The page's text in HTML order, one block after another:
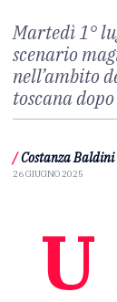
Martedì 1°
scenario
nell’ambito
toscana
/ Costanza Baldini
26 GIUGNO 2025